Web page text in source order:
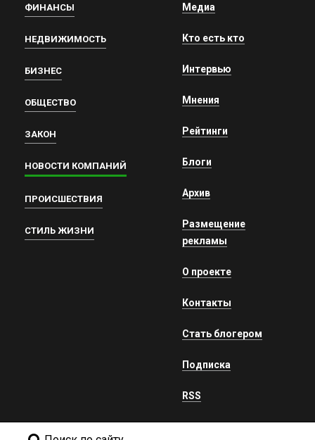
ФИНАНСЫ
НЕДВИЖИМОСТЬ
БИЗНЕС
ОБЩЕСТВО
ЗАКОН
НОВОСТИ КОМПАНИЙ
ПРОИСШЕСТВИЯ
СТИЛЬ ЖИЗНИ
Медиа
Кто есть кто
Интервью
Мнения
Рейтинги
Блоги
Архив
Размещение
рекламы
О проекте
Контакты
Стать блогером
Подписка
RSS